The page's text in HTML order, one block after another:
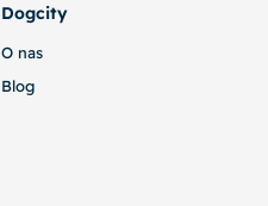
Dogcity
O nas
Blog